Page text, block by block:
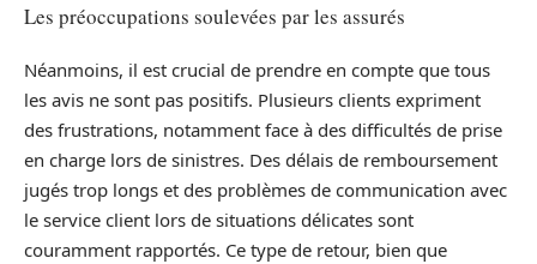
Les préoccupations soulevées par les assurés
Néanmoins, il est crucial de prendre en compte que tous
les avis ne sont pas positifs. Plusieurs clients expriment
des frustrations, notamment face à des difficultés de prise
en charge lors de sinistres. Des délais de remboursement
jugés trop longs et des problèmes de communication avec
le service client lors de situations délicates sont
couramment rapportés. Ce type de retour, bien que